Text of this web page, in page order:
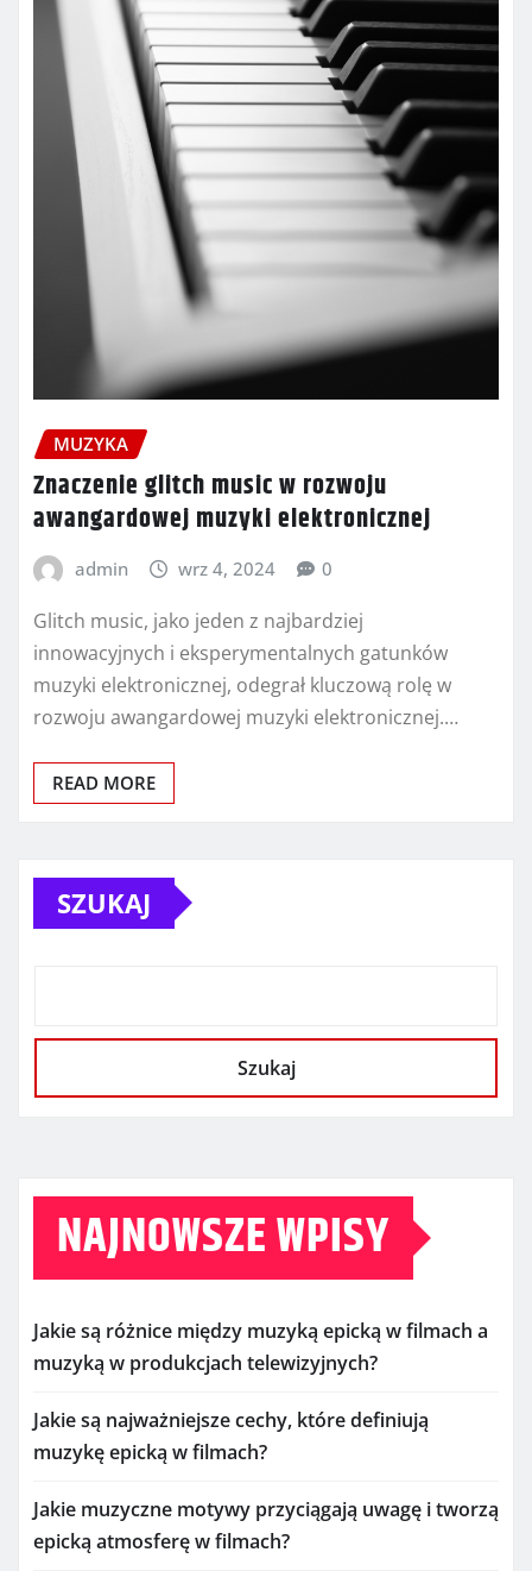
MUZYKA
Znaczenie glitch music w rozwoju
awangardowej muzyki elektronicznej
admin wrz 4, 2024 0
Glitch music, jako jeden z najbardziej
innowacyjnych i eksperymentalnych gatunków
muzyki elektronicznej, odegrał kluczową rolę w
rozwoju awangardowej muzyki elektronicznej.…
READ MORE
SZUKAJ
Szukaj
NAJNOWSZE WPISY
Jakie są różnice między muzyką epicką w filmach a
muzyką w produkcjach telewizyjnych?
Jakie są najważniejsze cechy, które definiują
muzykę epicką w filmach?
Jakie muzyczne motywy przyciągają uwagę i tworzą
epicką atmosferę w filmach?